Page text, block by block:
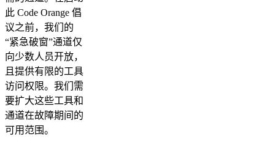
此 Code Orange 倡
议之前，我们的
“紧急破窗”通道仅
向少数人员开放，
且提供有限的工具
访问权限。我们需
要扩大这些工具和
通道在故障期间的
可用范围。